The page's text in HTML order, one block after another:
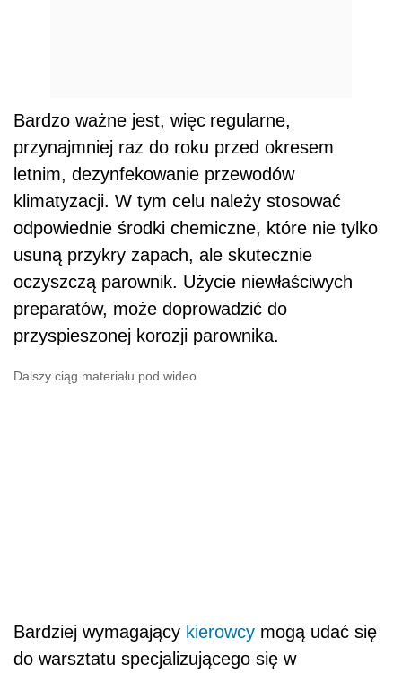
Bardzo ważne jest, więc regularne,
przynajmniej raz do roku przed okresem
letnim, dezynfekowanie przewodów
klimatyzacji. W tym celu należy stosować
odpowiednie środki chemiczne, które nie tylko
usuną przykry zapach, ale skutecznie
oczyszczą parownik. Użycie niewłaściwych
preparatów, może doprowadzić do
przyspieszonej korozji parownika.
Dalszy ciąg materiału pod wideo
Bardziej wymagający kierowcy mogą udać się
do warsztatu specjalizującego się w